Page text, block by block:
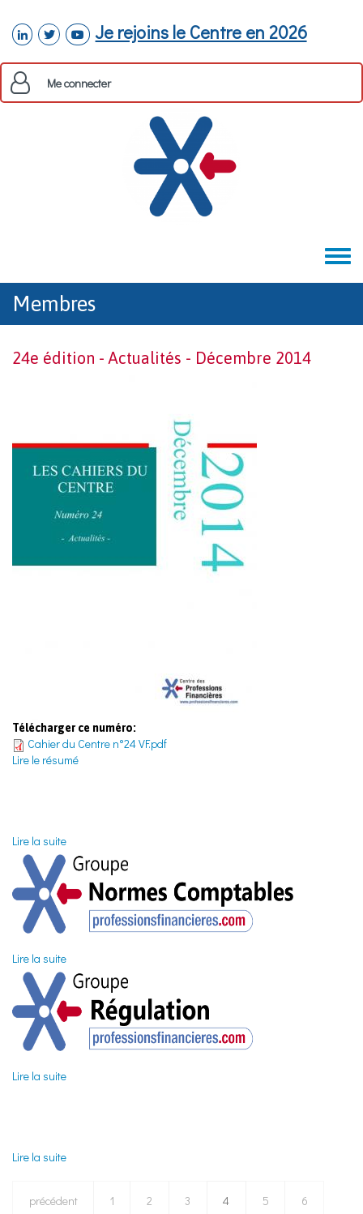
linkedintwitteryoutube
Je rejoins le Centre en 2026
Me connecter
Toggle
Membres
24e édition - Actualités - Décembre 2014
Télécharger ce numéro:
Cahier du Centre n°24 VF.pdf
Lire le résumé
Lire la suite
Lire la suite
Lire la suite
Lire la suite
précédent 1 2 3 4 5 6